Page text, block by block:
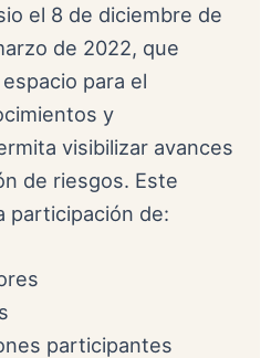
el 8 de diciembre de
de 2022, que
para el
y
visibilizar avances
de riesgos. Este
participación de:
participantes